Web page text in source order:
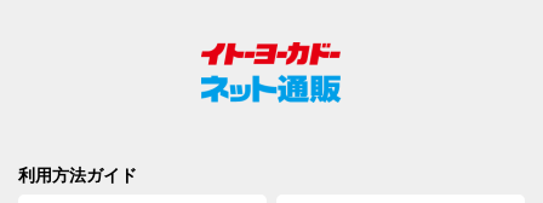
利用方法ガイド